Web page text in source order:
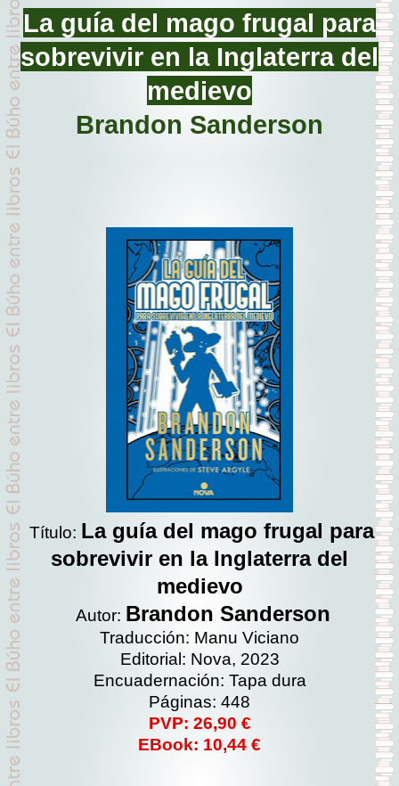
La guía del mago frugal para
sobrevivir en la Inglaterra del
medievo
Brandon Sanderson
Título: La guía del mago frugal para
sobrevivir en la Inglaterra del
medievo
Autor: Brandon Sanderson
Traducción: Manu Viciano
Editorial: Nova, 2023
Encuadernación: Tapa dura
Páginas: 448
PVP: 26,90 €
EBook: 10,44 €